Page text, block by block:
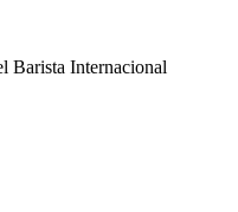
Barista Internacional